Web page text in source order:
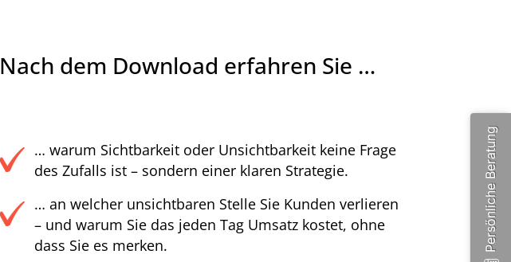
Nach dem Download erfahren Sie …
… warum Sichtbarkeit oder Unsichtbarkeit keine Frage
des Zufalls ist – sondern einer klaren Strategie.
… an welcher unsichtbaren Stelle Sie Kunden verlieren
– und warum Sie das jeden Tag Umsatz kostet, ohne
dass Sie es merken.
Persönliche Beratung